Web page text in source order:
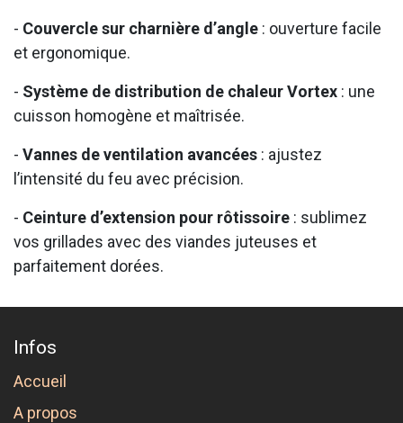
- Couvercle sur charnière d’angle : ouverture facile
et ergonomique.
- Système de distribution de chaleur Vortex : une
cuisson homogène et maîtrisée.
- Vannes de ventilation avancées : ajustez
l’intensité du feu avec précision.
- Ceinture d’extension pour rôtissoire : sublimez
vos grillades avec des viandes juteuses et
parfaitement dorées.
Infos
Accueil
A propos